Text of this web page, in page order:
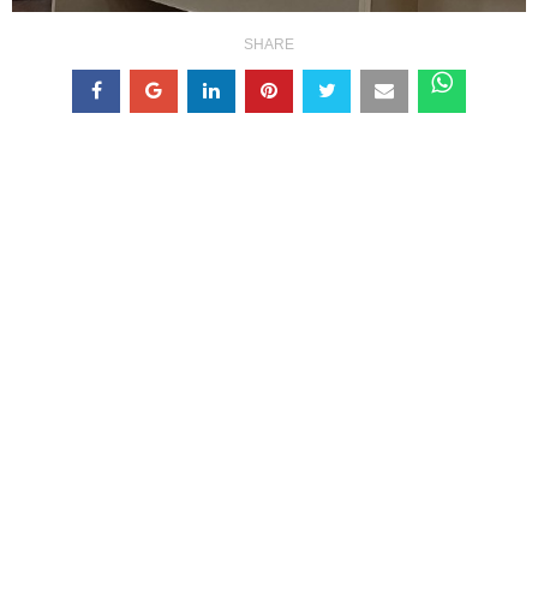
SHARE